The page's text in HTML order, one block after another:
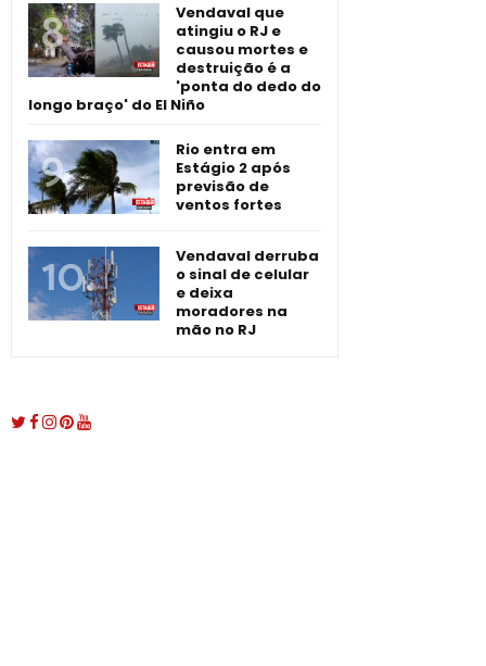
Vendaval que
atingiu o RJ e
causou mortes e
destruição é a
'ponta do dedo do
longo braço' do El Niño
Rio entra em
Estágio 2 após
previsão de
ventos fortes
Vendaval derruba
o sinal de celular
e deixa
moradores na
mão no RJ